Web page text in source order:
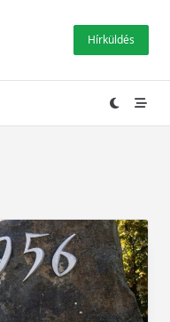
Hírküldés